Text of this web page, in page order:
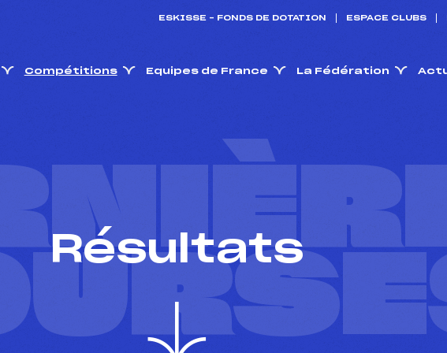
ESKISSE – FONDS DE DOTATION ESPACE CLUBS
Compétitions Equipes de France La Fédération
Résultats